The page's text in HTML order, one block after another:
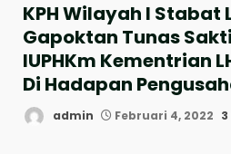
KPH Wilayah l Stabat
Gapoktan Tunas
IUPHKm Kementrian
Di Hadapan
admin Februari 4, 2022